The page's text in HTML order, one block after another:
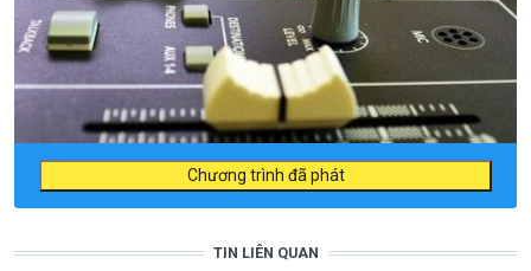
Chương trình đã phát
TIN LIÊN QUAN